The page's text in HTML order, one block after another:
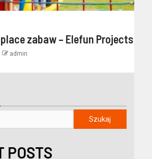
zabaw – Elefun Projects
admin
Szukaj
POSTS